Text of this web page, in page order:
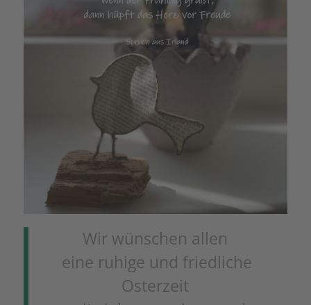
Wir wünschen allen
eine ruhige und friedliche
Osterzeit